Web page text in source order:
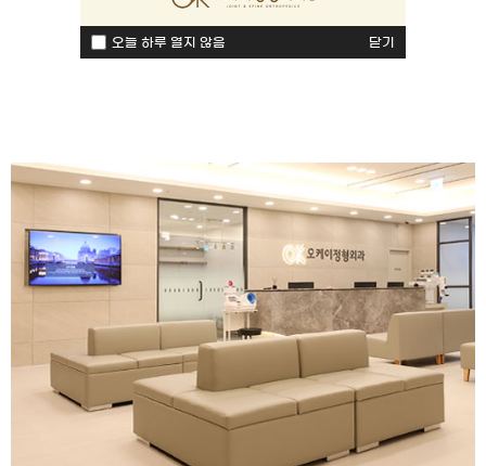
오늘 하루 열지 않음 닫기